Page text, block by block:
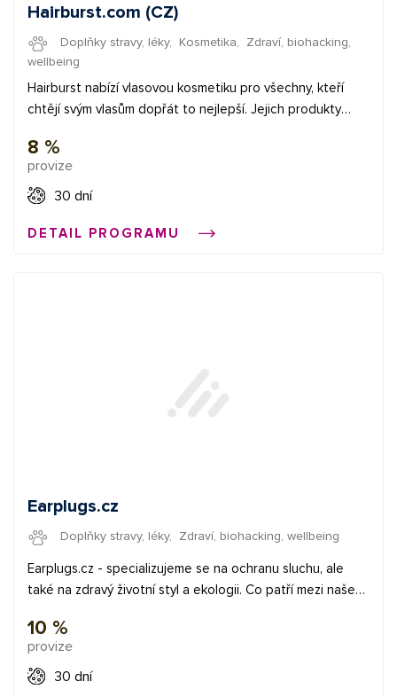
Hairburst.com (CZ)
Doplňky stravy, léky, Kosmetika, Zdraví, biohacking,
wellbeing
Hairburst nabízí vlasovou kosmetiku pro všechny, kteří
chtějí svým vlasům dopřát to nejlepší. Jejich produkty
dodávají vlasům ztracený lesk, pevnost, pružnost a
urychlují růst vlasů. Produkty jsou vhodné pro ženy i muže.
✅ provize až 7,5% ✅ průměrná provize 3 € Začněte
Vám získat Vaše první konverze a provedeme Vás affiliate
8 %
provize
30 dní
DETAIL PROGRAMU
Earplugs.cz
Doplňky stravy, léky, Zdraví, biohacking, wellbeing
Earplugs.cz - specializujeme se na ochranu sluchu, ale
také na zdravý životní styl a ekologii. Co patří mezi naše
chrániče sluchu pro děti, masky na spaní a cestovní
vychytávky s důrazem na minimální váhu a maximální užitek.
Zdravá výživa, protože zdraví nás baví, a tak kromě
10 %
provize
30 dní